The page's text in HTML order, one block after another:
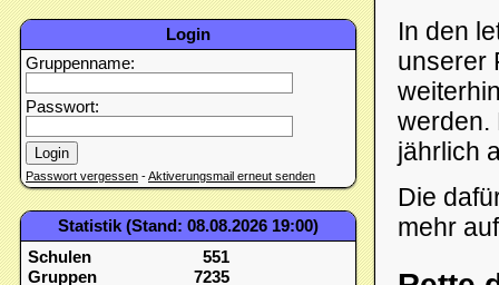
Login
Gruppenname:
Passwort:
Passwort vergessen -Aktiverungsmail erneut senden
Statistik (Stand: 08.08.2026 19:00)
Schulen
551
Gruppen
7235
In den
unserer
werden.
jährlich
Die
mehr